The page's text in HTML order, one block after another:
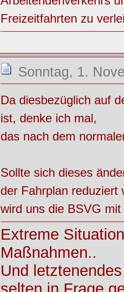
Freizeitfahrten zu
Sonntag, 1.
Da diesbezüglich auf
ist, denke ich mal,
das nach dem
Sollte sich dieses
der Fahrplan reduziert
wird uns die BSVG
Extreme
Maßnahmen..
Und